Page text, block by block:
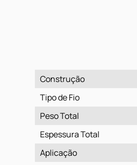
Construção
Tipo de Fio
Peso Total
Espessura Total
Aplicação